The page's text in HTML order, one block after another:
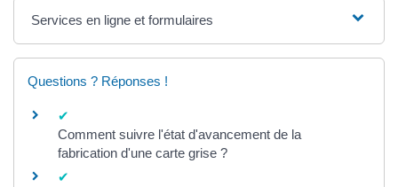
Services en ligne et formulaires
Questions ? Réponses !
Comment suivre l'état d'avancement de la
fabrication d'une carte grise ?